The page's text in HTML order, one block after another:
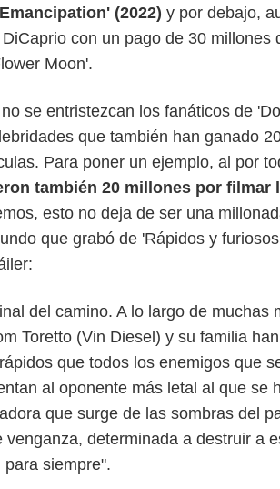
(2022) y por debajo,
con un pago de 30 millones
Moon'.
se entristezcan los fanáticos de
que también han ganado
Para poner un ejemplo, al por
también 20 millones por filmar
esto no deja de ser una
que grabó de 'Rápidos y
del camino. A lo largo de muchas
Toretto (Vin Diesel) y su familia
que todos los enemigos que
al oponente más letal al que se
que surge de las sombras del
venganza, determinada a destruir a
siempre".